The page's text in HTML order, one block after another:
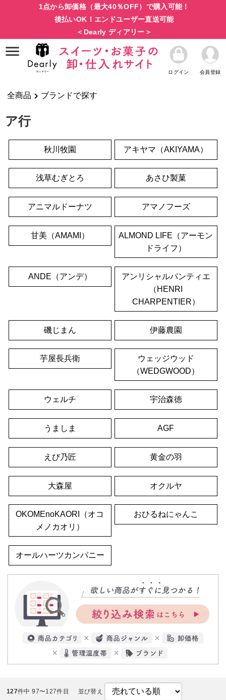
1点から卸価格（最大40％OFF）で購入可能！
後払いOK！エンドユーザー直送可能
＜Dearly ディアリー＞
ログイン 会員登録
全商品 ブランドで探す
ア行
秋川牧園 アキヤマ（AKIYAMA）
浅草むぎとろ あさひ製菓
アニマルドーナツ アマノフーズ
甘美（AMAMI）
ALMOND LIFE（アーモン
ドライフ）
ANDE（アンデ）
アンリシャルパンティエ
（HENRI
CHARPENTIER）
磯じまん 伊藤農園
芋屋長兵衛
ウェッジウッド
（WEDGWOOD）
ウェルチ 宇治森徳
うましま AGF
えび乃匠 黄金の羽
大森屋 オクルヤ
OKOMEnoKAORI（オコ
メノカオリ）
おひるねにゃんこ
オールハーツカンパニー
127件中 97〜127件目 並び替え